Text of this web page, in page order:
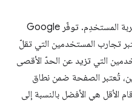
يقيس كل مقياس جانبًا مختلفًا من تجربة المستخدِم. توفّر Google
تجارب المستخدمين التي تقلّ
التي تزيد عن الحدّ الأقصى
تُعتبر الصفحة ضمن نطاق
الأقل هي الأفضل بالنسبة إلى